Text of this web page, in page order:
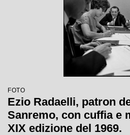
FOTO
Ezio Radaelli, patron
Sanremo, con cuffia e
XIX edizione del 1969.